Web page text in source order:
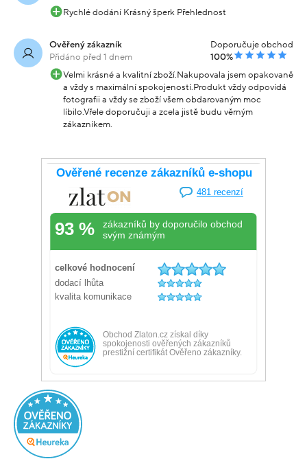
Rychlé dodání Krásný šperk Přehlednost
Ověřený zákazník
Přidáno před 1 dnem
Doporučuje obchod
100%
Velmi krásné a kvalitní zboží.Nakupovala jsem opakovaně
a vždy s maximální spokojeností.Produkt vždy odpovídá
fotografii a vždy se zboží všem obdarovaným moc
líbilo.Vřele doporučuji a zcela jistě budu věrným
zákazníkem.